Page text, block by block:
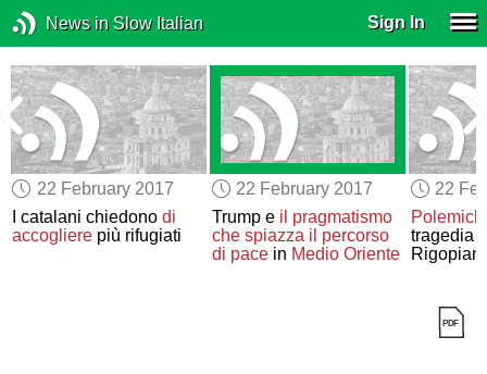
News in Slow Italian Sign In
22 February 2017
I catalani chiedonodi
accogliere più rifugiati
22 February 2017
Trump e il pragmatismo
che spiazza il percorso
di pacein Medio Oriente
22
tragedia